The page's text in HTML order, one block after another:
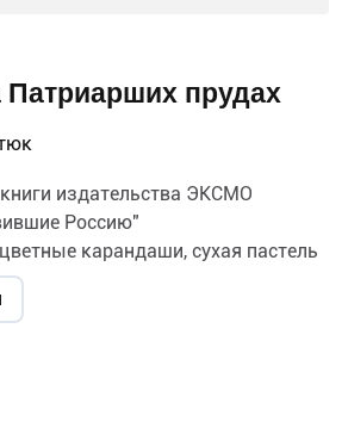
Патриарших прудах
издательства ЭКСМО
Россию"
карандаши, сухая пастель